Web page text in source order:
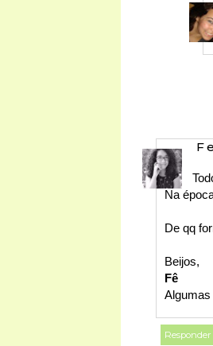
Na
De qq
Beijos,
Fê
Responder